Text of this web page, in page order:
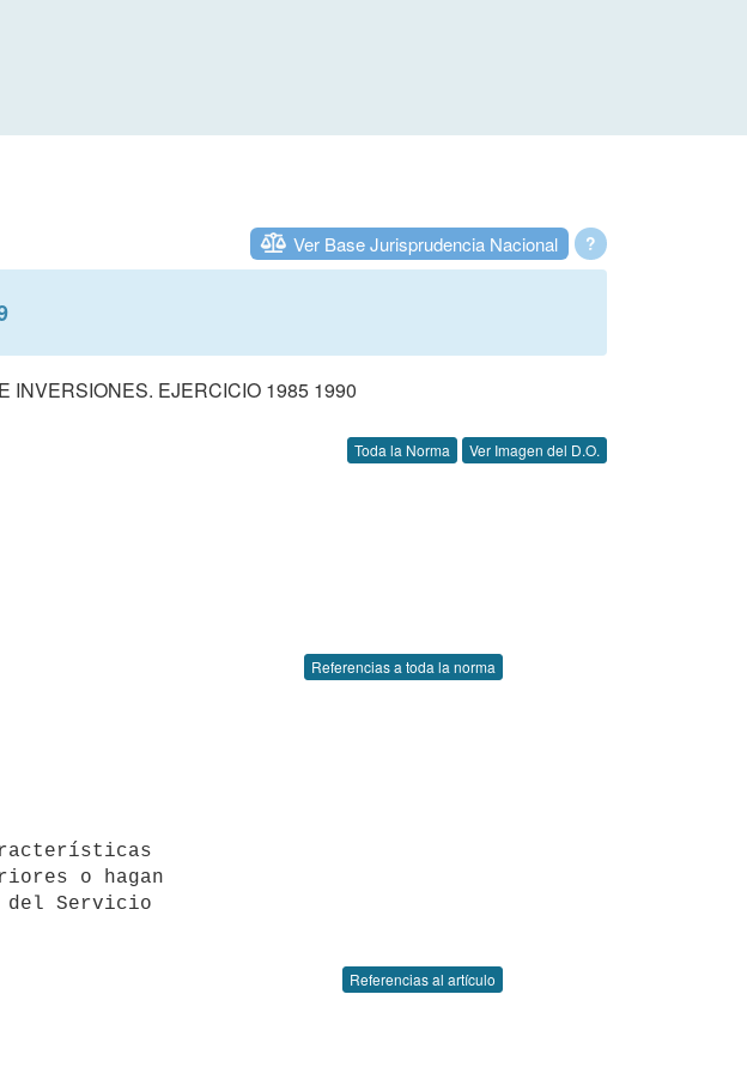
?
Ver Base Jurisprudencia Nacional
INVERSIONES. EJERCICIO 1985 1990
Toda la Norma Ver Imagen del D.O.
Referencias a toda la norma
o hagan
del Servicio
Referencias al artículo